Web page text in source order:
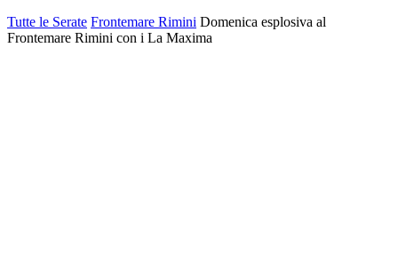
Tutte le Serate Frontemare Rimini Domenica esplosiva al
Frontemare Rimini con i La Maxima